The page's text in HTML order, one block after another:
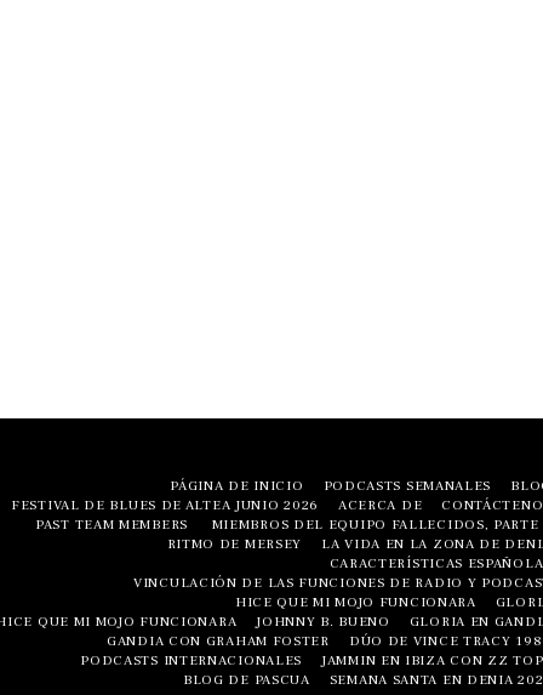
PÁGINA DE INICIO PODCASTS SEMANALES
FESTIVAL DE BLUES DE ALTEA JUNIO ​​2026
ACERCA DE
PAST TEAM MEMBERS
MIEMBROS DEL EQUIPO FALLECIDOS, PARTE
RITMO DE MERSEY
LA VIDA EN LA ZONA DE
CARACTERÍSTICAS
VINCULACIÓN DE LAS FUNCIONES DE RADIO Y
HICE QUE MI MOJO FUNCIONARA
QUE MI MOJO FUNCIONARA
JOHNNY B. BUENO
GLORIA EN
GANDIA CON GRAHAM FOSTER
DÚO DE VINCE TRACY
PODCASTS INTERNACIONALES
JAMMIN EN IBIZA CON ZZ
BLOG DE PASCUA
SEMANA SANTA EN DENIA